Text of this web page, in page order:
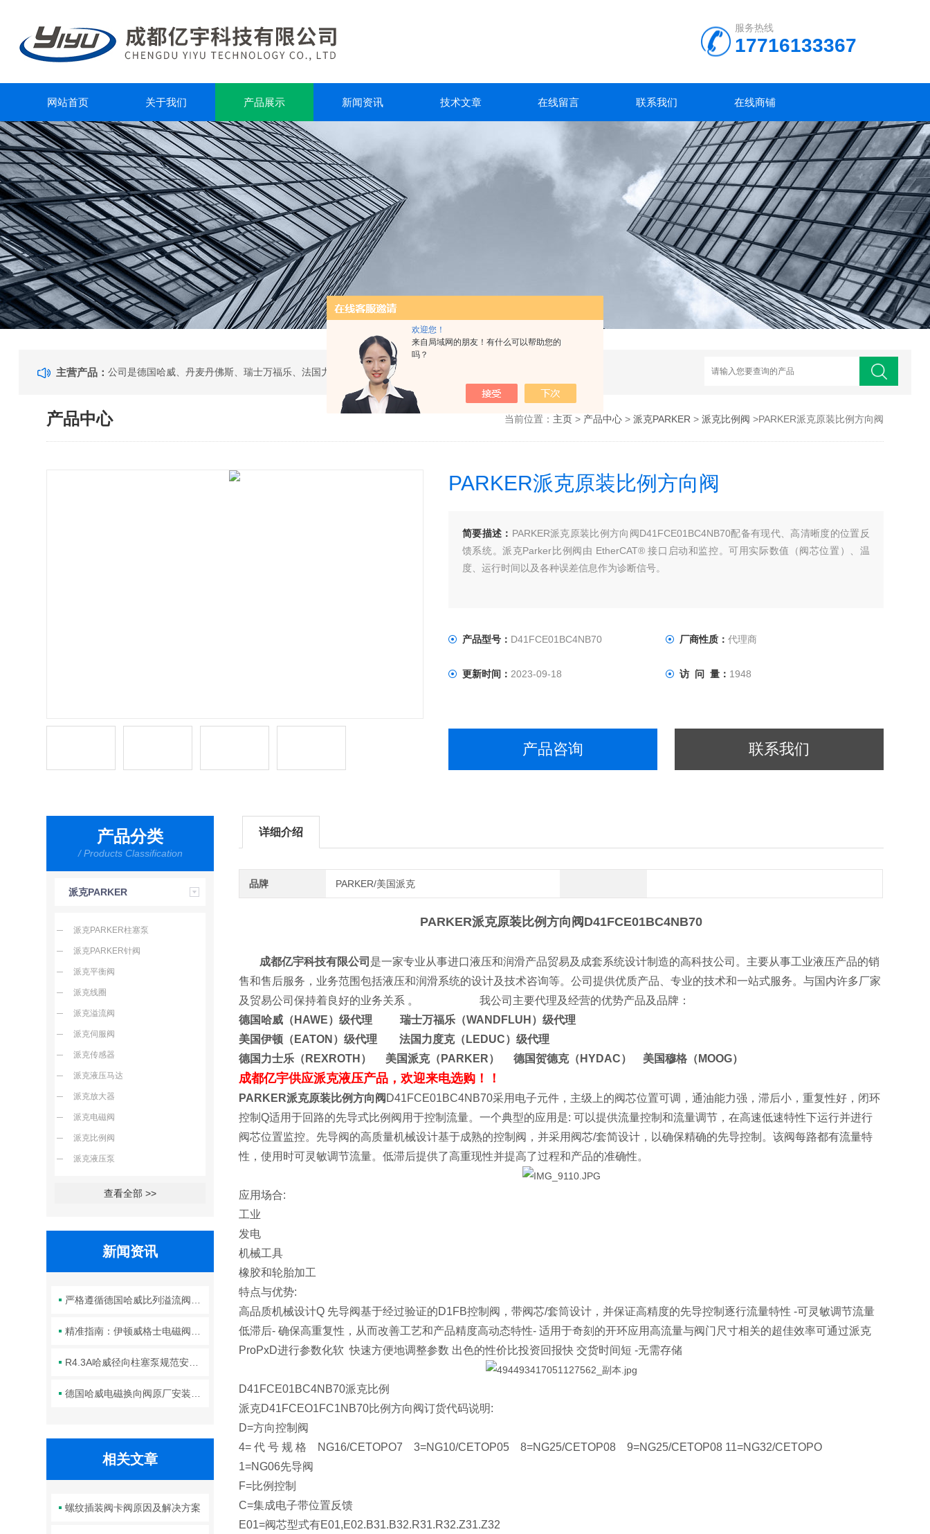
欢迎您！
来自局域网的朋友！有什么可以帮助您的
吗？
服务热线
17716133367
网站首页 关于我们 产品展示 新闻资讯 技术文章 在线留言 联系我们 在线商铺
主营产品：
产品中心 当前位置： 主页> 产品中心> 派克PARKER > 派克比例阀 >PARKER派克原装比例方向阀
PARKER派克原装比例方向阀
简要描述： PARKER派克原装比例方向阀D41FCE01BC4NB70配备有现代、高清晰度的位置反
馈系统。派克Parker比例阀由 EtherCAT® 接口启动和监控。可用实际数值（阀芯位置）、温
度、运行时间以及各种误差信息作为诊断信号。
产品型号： D41FCE01BC4NB70 厂商性质：代理商
更新时间： 2023-09-18 访 问 量： 1948
产品咨询 联系我们
产品分类
/ Products Classification
派克PARKER
派克PARKER柱塞泵
派克PARKER针阀
派克平衡阀
派克线圈
派克溢流阀
派克伺服阀
派克传感器
派克液压马达
派克放大器
派克电磁阀
派克比例阀
派克液压泵
查看全部 >>
新闻资讯
相关文章
螺纹插装阀卡阀原因及解决方案
详细介绍
品牌 PARKER/美国派克
PARKER派克原装比例方向阀 D41FCE01BC4NB70
成都亿宇科技有限公司 是一家专业从事进口液压和润滑产品贸易及成套系统设计制造的高科技公司。主要从事工业液压产品的销
售和售后服务，业务范围包括液压和润滑系统的设计及技术咨询等。公司提供优质产品、专业的技术和一站式服务。与国内许多厂家
及贸易公司保持着良好的业务关系 。 我公司主要代理及经营的优势产品及品牌：
德国哈威（HAWE）级代理 瑞士万福乐（WANDFLUH）级代理
美国伊顿（EATON）级代理 法国力度克（LEDUC）级代理
德国力士乐（REXROTH） 美国派克（PARKER） 德国贺德克（HYDAC） 美国穆格（MOOG）
成都亿宇供应派克液压产品，欢迎来电选购！！
PARKER派克原装比例方向阀 D41FCE01BC4NB70采用电子元件，主级上的阀芯位置可调，通油能力强，滞后小，重复性好，闭环
控制Q适用于回路的先导式比例阀用于控制流量。一个典型的应用是: 可以提供流量控制和流量调节，在高速低速特性下运行并进行
阀芯位置监控。先导阀的高质量机械设计基于成熟的控制阀，并采用阀芯/套简设计，以确保精确的先导控制。该阀每路都有流量特
性，使用时可灵敏调节流量。低滞后提供了高重现性并提高了过程和产品的准确性。
应用场合:
工业
发电
机械工具
橡胶和轮胎加工
特点与优势:
高品质机械设计Q 先导阀基于经过验证的D1FB控制阀，带阀芯/套筒设计，并保证高精度的先导控制逐行流量特性 -可灵敏调节流量
低滞后- 确保高重复性，从而改善工艺和产品精度高动态特性- 适用于奇刻的开环应用高流量与阀门尺寸相关的超佳效率可通过派克
ProPxD进行参数化软 快速方便地调整参数 出色的性价比投资回报快 交货时间短 -无需存储
D41FCE01BC4NB70派克比例
派克D41FCEO1FC1NB70比例方向阀订货代码说明:
D=方向控制阀
4= 代 号 规 格 NG16/CETOPO7 3=NG10/CETOP05 8=NG25/CETOP08 9=NG25/CETOP08 11=NG32/CETOPO
1=NG06先导阀
F=比例控制
C=集成电子带位置反馈
E01=阀芯型式有E01,E02.B31.B32.R31.R32.Z31.Z32